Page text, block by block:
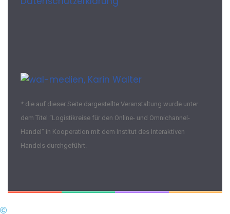
* die auf dieser Seite dargestellte Veranstaltung wurde unter
dem Titel “Logistikreise für den Online- und Omnichannel-
Handel” in Kooperation mit dem Institut des Interaktiven
Handels durchgeführt.